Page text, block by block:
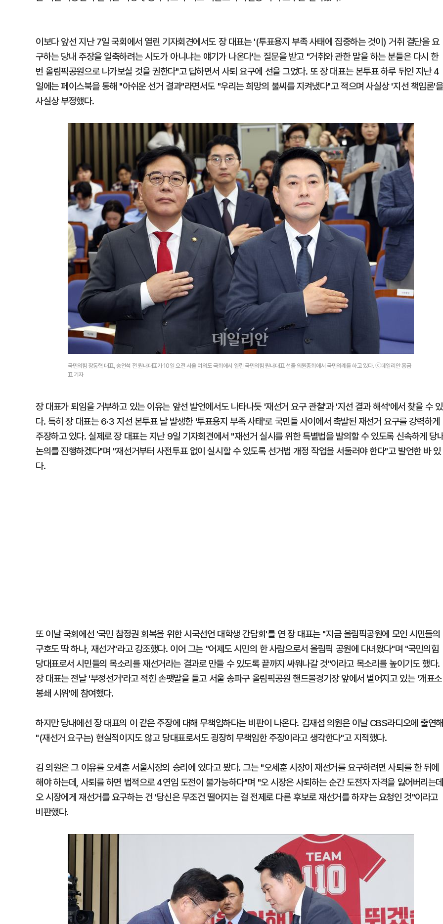
이보다 앞선 지난 7일 국회에서 열린 기자회견에서도 장 대표는 '(투표용지 부족 사태에 집중하는 것이) 거취 결단을 요
구하는 당내 주장을 일축하려는 시도가 아니냐는 얘기가 나온다'는 질문을 받고 "거취와 관한 말을 하는 분들은 다시 한
번 올림픽공원으로 나가보실 것을 권한다"고 답하면서 사퇴 요구에 선을 그었다. 또 장 대표는 본투표 하루 뒤인 지난 4
일에는 페이스북을 통해 "아쉬운 선거 결과"라면서도 "우리는 희망의 불씨를 지켜냈다"고 적으며 사실상 '지선 책임론'을
사실상 부정했다.
국민의힘 장동혁 대표, 송언석 전 원내대표가 10일 오전 서울 여의도 국회에서 열린 국민의힘 원내대표 선출 의원총회에서 국민의례를 하고 있다. ⓒ데일리안 홍금
표 기자
장 대표가 퇴임을 거부하고 있는 이유는 앞선 발언에서도 나타나듯 '재선거 요구 관철'과 '지선 결과 해석'에서 찾을 수 있
다. 특히 장 대표는 6·3 지선 본투표 날 발생한 '투표용지 부족 사태'로 국민들 사이에서 촉발된 재선거 요구를 강력하게
주장하고 있다. 실제로 장 대표는 지난 9일 기자회견에서 "재선거 실시를 위한 특별법을 발의할 수 있도록 신속하게 당
논의를 진행하겠다"며 "재선거부터 사전투표 없이 실시할 수 있도록 선거법 개정 작업을 서둘러야 한다"고 발언한 바 있
다.
또 이날 국회에선 '국민 참정권 회복을 위한 시국선언 대학생 간담회'를 연 장 대표는 "지금 올림픽공원에 모인 시민들의
구호도 딱 하나, 재선거"라고 강조했다. 이어 그는 "어제도 시민의 한 사람으로서 올림픽 공원에 다녀왔다"며 "국민의힘
당대표로서 시민들의 목소리를 재선거라는 결과로 만들 수 있도록 끝까지 싸워나갈 것"이라고 목소리를 높이기도 했다.
장 대표는 전날 '부정선거'라고 적힌 손팻말을 들고 서울 송파구 올림픽공원 핸드볼경기장 앞에서 벌어지고 있는 '개표소
봉쇄 시위'에 참여했다.
하지만 당내에선 장 대표의 이 같은 주장에 대해 무책임하다는 비판이 나온다. 김재섭 의원은 이날 CBS라디오에 출연
"(재선거 요구는) 현실적이지도 않고 당대표로서도 굉장히 무책임한 주장이라고 생각한다"고 지적했다.
김 의원은 그 이유를 오세훈 서울시장의 승리에 있다고 봤다. 그는 "오세훈 시장이 재선거를 요구하려면 사퇴를 한 뒤에
해야 하는데, 사퇴를 하면 법적으로 4연임 도전이 불가능하다"며 "오 시장은 사퇴하는 순간 도전자 자격을 잃어버리는
오 시장에게 재선거를 요구하는 건 '당신은 무조건 떨어지는 걸 전제로 다른 후보로 재선거를 하자'는 요청인 것"이라고
비판했다.